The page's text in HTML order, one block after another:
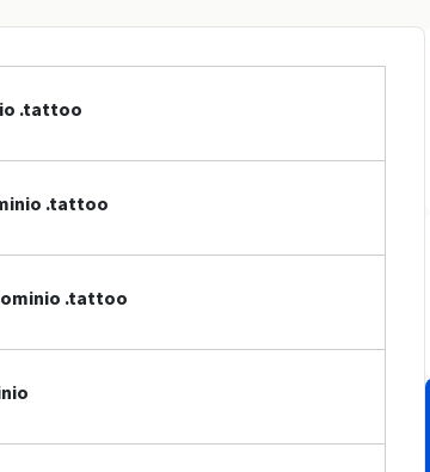
.tattoo
.tattoo
.tattoo